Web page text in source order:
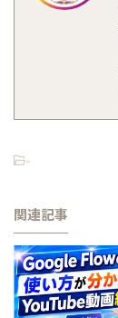
-
関連記事